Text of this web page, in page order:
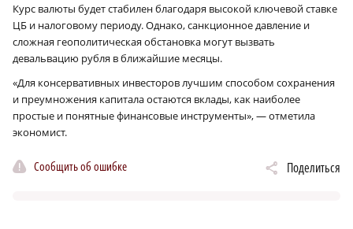
Курс валюты будет стабилен благодаря высокой ключевой ставке
ЦБ и налоговому периоду. Однако, санкционное давление и
сложная геополитическая обстановка могут вызвать
девальвацию рубля в ближайшие месяцы.
«Для консервативных инвесторов лучшим способом сохранения
и преумножения капитала остаются вклады, как наиболее
простые и понятные финансовые инструменты», — отметила
экономист.
Сообщить об ошибке Поделиться